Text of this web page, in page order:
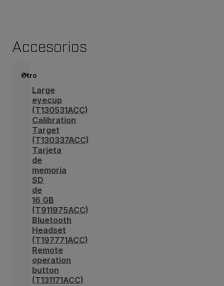
Accesorios
Otro
Large
eyecup
(T130531ACC)
Calibration
Target
(T130337ACC)
Tarjeta
de
memoria
SD
de
16 GB
(T911975ACC)
Bluetooth
Headset
(T197771ACC)
Remote
operation
button
(T131171ACC)